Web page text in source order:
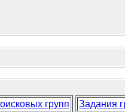
групп Задания